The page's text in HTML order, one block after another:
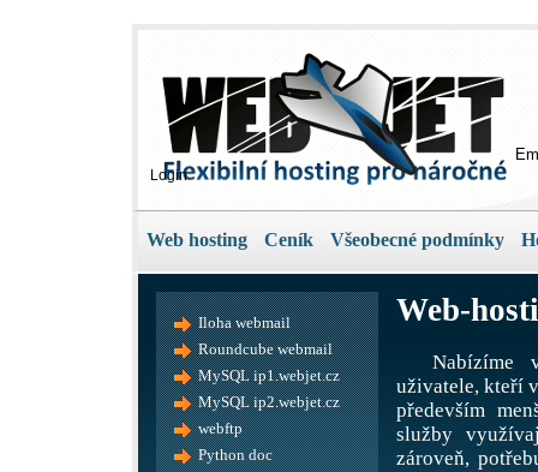
Login
Web hosting Ceník Všeobecné podmínky
Web-
Nabízíme
uživatele, kteří
především
služby
zároveň,
Iloha webmail
Roundcube webmail
MySQL ip1.webjet.cz
MySQL ip2.webjet.cz
webftp
Python doc